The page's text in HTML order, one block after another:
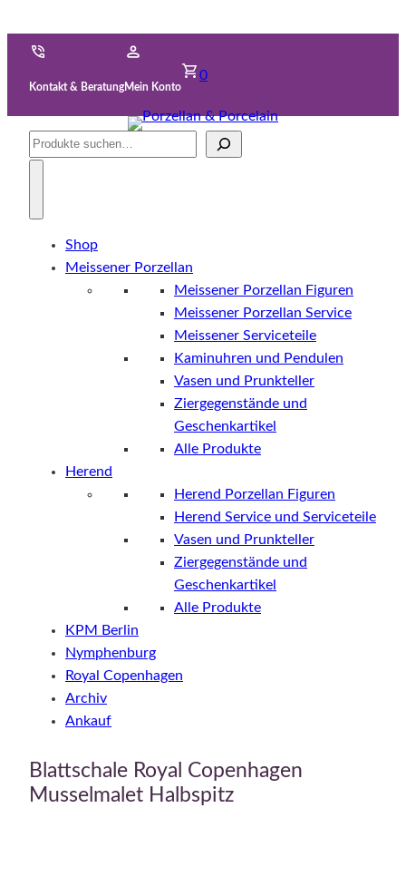
Kontakt & BeratungMein Konto
0
Suche
Shop
Meissener Porzellan
Meissener Porzellan Figuren
Meissener Porzellan Service
Meissener Serviceteile
Kaminuhren und Pendulen
Vasen und Prunkteller
Ziergegenstände und
Geschenkartikel
Alle Produkte
Herend
Herend Porzellan Figuren
Herend Service und Serviceteile
Vasen und Prunkteller
Ziergegenstände und
Geschenkartikel
Alle Produkte
KPM Berlin
Nymphenburg
Royal Copenhagen
Archiv
Ankauf
Blattschale Royal Copenhagen
Musselmalet Halbspitz